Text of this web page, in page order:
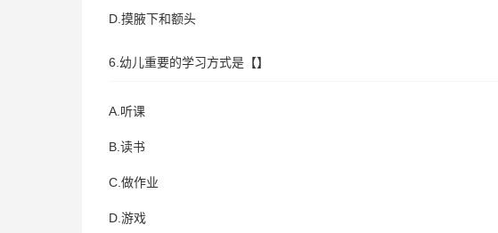
D.摸腋下和额头
6.幼儿重要的学习方式是【】
A.听课
B.读书
C.做作业
D.游戏